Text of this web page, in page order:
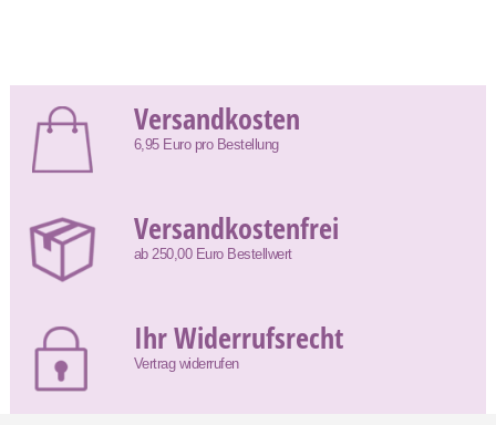
Versandkosten
6,95 Euro pro Bestellung
Versandkostenfrei
ab 250,00 Euro Bestellwert
Ihr Widerrufsrecht
Vertrag widerrufen